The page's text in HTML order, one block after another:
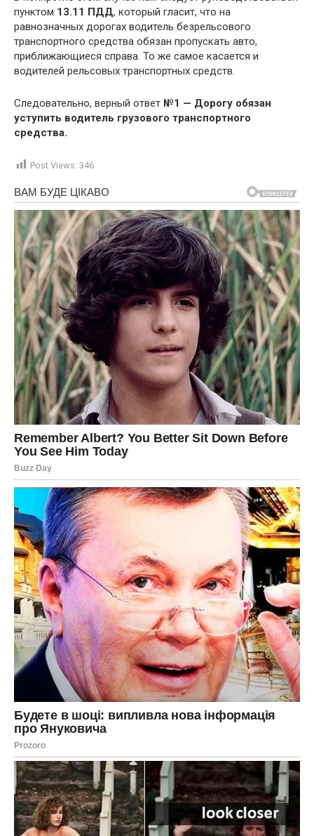
пунктом 13.11 ПДД, который гласит, что на
равнозначных дорогах водитель безрельсового
транспортного средства обязан пропускать авто,
приближающиеся справа. То же самое касается и
водителей рельсовых транспортных средств.
Следовательно, верный ответ №1 — Дорогу обязан
уступить водитель грузового транспортного
средства.
Post Views: 346